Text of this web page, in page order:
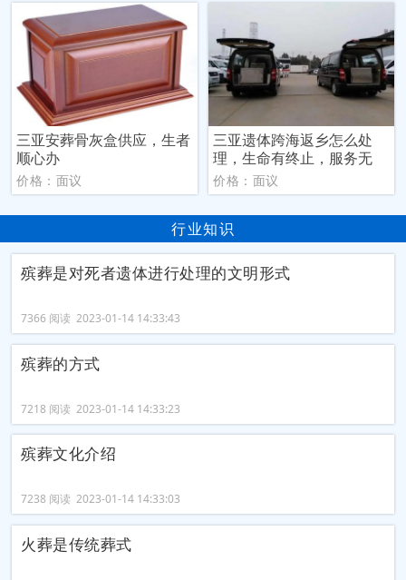
三亚安葬骨灰盒供应，生者
顺心办
价格：面议
三亚遗体跨海返乡怎么处
理，生命有终止，服务无
价格：面议
行业知识
殡葬是对死者遗体进行处理的文明形式
7366 阅读 2023-01-14 14:33:43
殡葬的方式
7218 阅读 2023-01-14 14:33:23
殡葬文化介绍
7238 阅读 2023-01-14 14:33:03
火葬是传统葬式